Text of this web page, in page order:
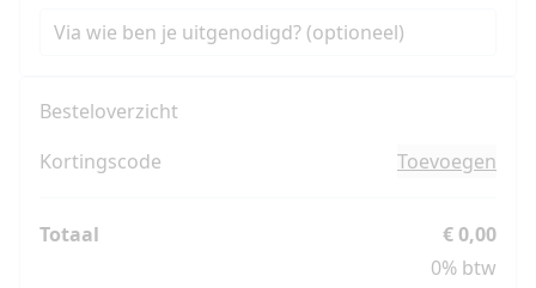
Via wie ben je uitgenodigd? (optioneel)
Besteloverzicht
Kortingscode
Toevoegen
Totaal
€ 0,00
0% btw